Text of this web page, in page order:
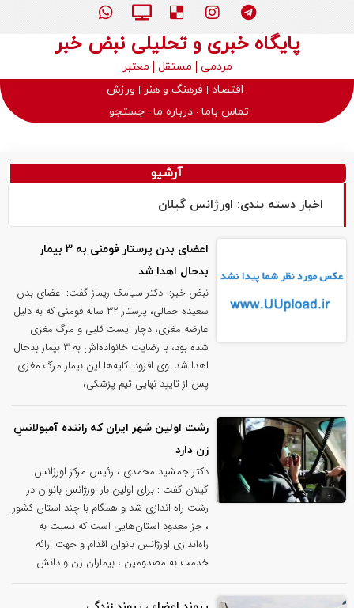
پایگاه خبری و تحلیلی نبض خبر
مردمی مستقل
معتبر
اقتصاد
فرهنگ و هنر
ورزش
تماس باما درباره ما جستجو
آرشیو
اخبار دسته بندی: اورژانس گیلان
اعضای بدن پرستار فومنی به ۳ بیمار
بدحال اهدا شد
نبض خبر: دکتر سیامک ریماز گفت: اعضای بدن
سعیده جمالی، پرستار ۳۲ ساله فومنی که به دلیل
عارضه مغزی، دچار ایست قلبی و مرگ مغزی
شده بود، با رضایت خانواده‌اش به ۳ بیمار بدحال
اهدا شد. وی افزود: کلیه‌ها این بیمار مرگ مغزی
پس از تایید نهایی تیم پزشکی،
رشت اولین شهر ایران که راننده آمبولانسِ
زن دارد
دکتر جمشید محمدی ، رئیس مرکز اورژانس
گیلان گفت : برای اولین بار اورژانس بانوان در
رشت راه اندازی شد و همگام با چند استان کشور
، جز معدود استان‌هایی است که نسبت به
راه‌اندازی اورژانس بانوان اقدام و جهت ارائه
خدمت به مصدومین ، بیماران زن و دانش